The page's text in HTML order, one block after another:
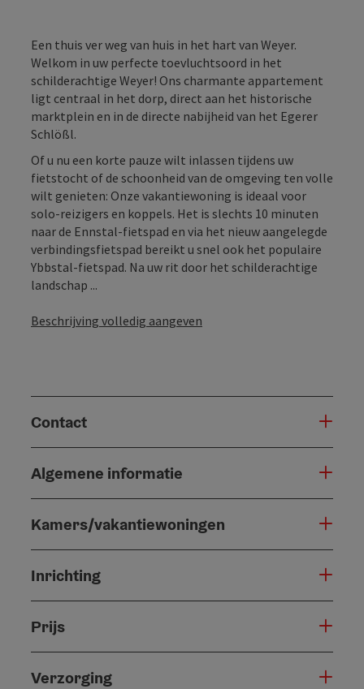
Een thuis ver weg van huis in het hart van Weyer.
Welkom in uw perfecte toevluchtsoord in het
schilderachtige Weyer! Ons charmante appartement
ligt centraal in het dorp, direct aan het historische
marktplein en in de directe nabijheid van het Egerer
Schlößl.
Of u nu een korte pauze wilt inlassen tijdens uw
fietstocht of de schoonheid van de omgeving ten volle
wilt genieten: Onze vakantiewoning is ideaal voor
solo-reizigers en koppels. Het is slechts 10 minuten
naar de Ennstal-fietspad en via het nieuw aangelegde
verbindingsfietspad bereikt u snel ook het populaire
Ybbstal-fietspad. Na uw rit door het schilderachtige
landschap ...
Beschrijving volledig aangeven
Contact
Algemene informatie
Kamers/vakantiewoningen
Inrichting
Prijs
Verzorging